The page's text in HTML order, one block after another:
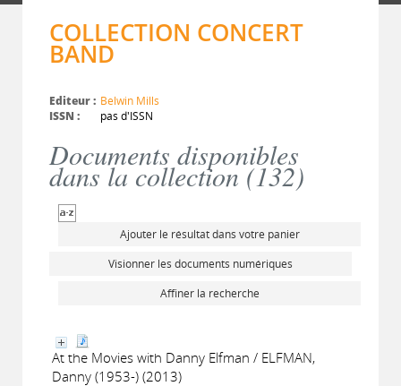
COLLECTION CONCERT
BAND
Editeur : Belwin Mills
ISSN :
pas d'ISSN
Documents disponibles
dans la collection (132)
Ajouter le résultat dans votre panier
Visionner les documents numériques
Affiner la recherche
At the Movies with Danny Elfman / ELFMAN,
Danny (1953-) (2013)